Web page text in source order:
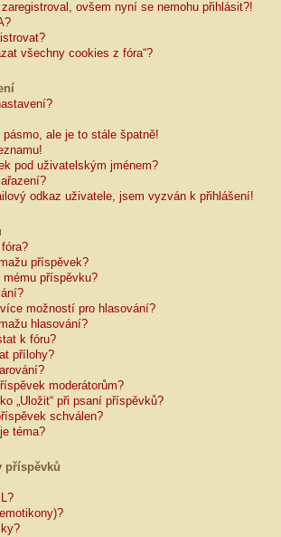
ovšem nyní se nemohu přihlásit?!
všechny cookies z fóra“?
ale je to stále špatně!
pod uživatelským jménem?
odkaz uživatele, jsem vyzván k přihlášení!
příspěvek?
příspěvku?
možností pro hlasování?
hlasování?
k fóru?
přílohy?
moderátorům?
„Uložit“ při psaní příspěvků?
schválen?
téma?
příspěvků